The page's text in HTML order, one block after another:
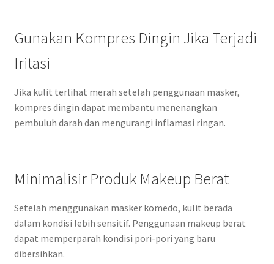
Gunakan Kompres Dingin Jika Terjadi
Iritasi
Jika kulit terlihat merah setelah penggunaan masker,
kompres dingin dapat membantu menenangkan
pembuluh darah dan mengurangi inflamasi ringan.
Minimalisir Produk Makeup Berat
Setelah menggunakan masker komedo, kulit berada
dalam kondisi lebih sensitif. Penggunaan makeup berat
dapat memperparah kondisi pori-pori yang baru
dibersihkan.